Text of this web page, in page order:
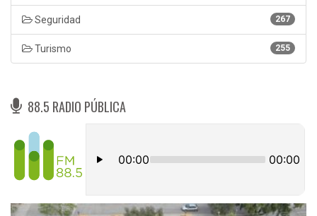
267
Seguridad
255
Turismo
88.5 RADIO PÚBLICA